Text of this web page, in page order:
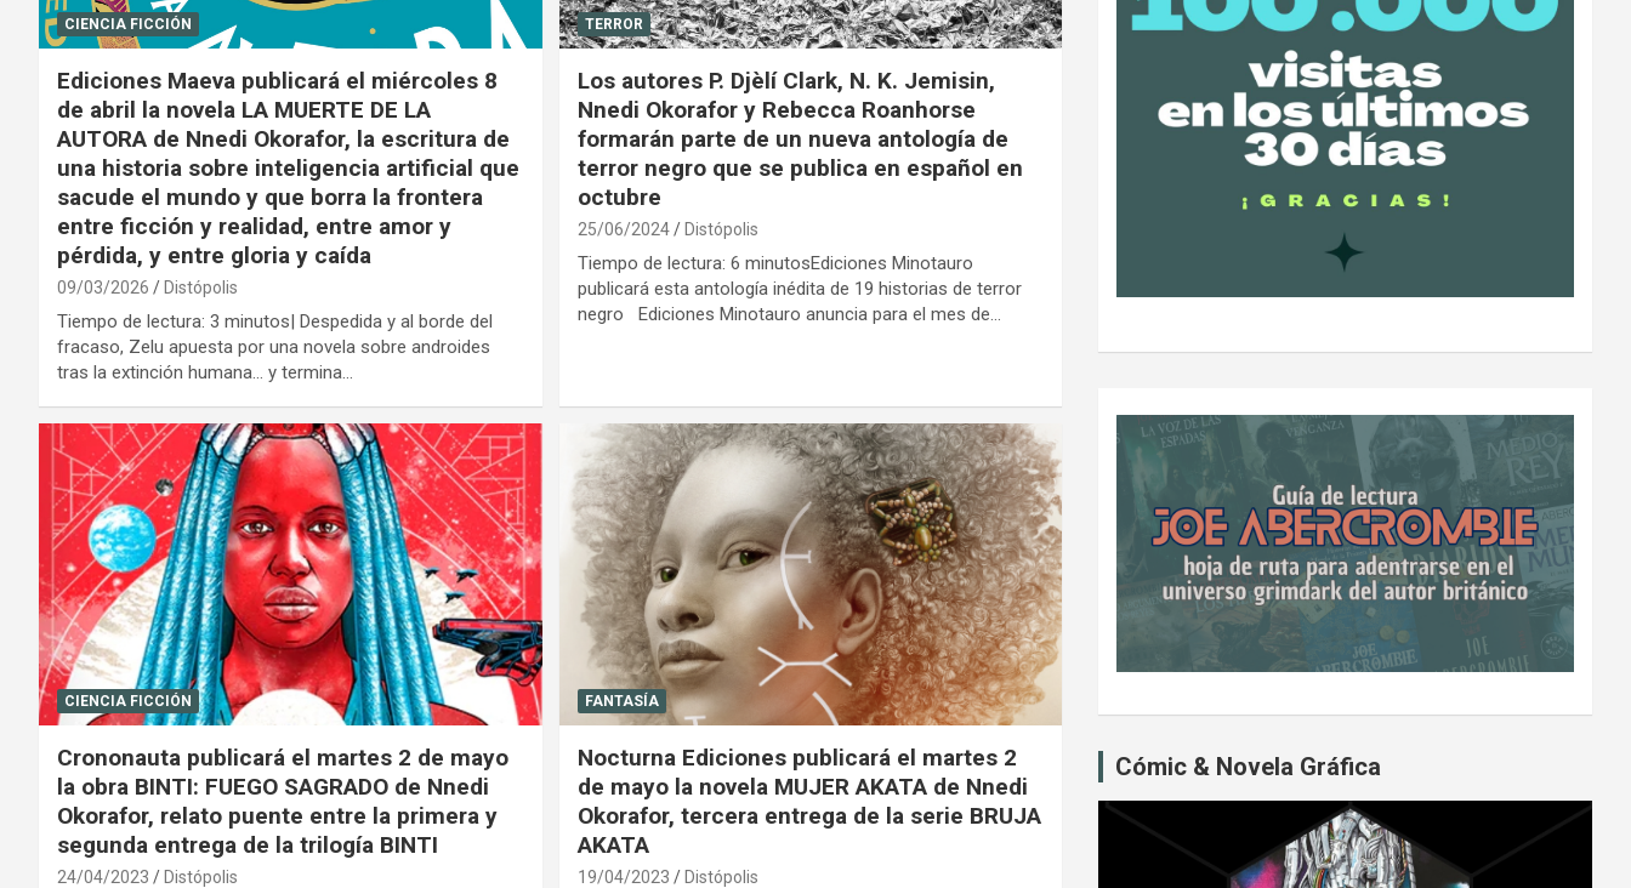
CIENCIA FICCIÓN
Ediciones Maeva publicará el miércoles 8
de abril la novela LA MUERTE DE LA
AUTORA de Nnedi Okorafor, la escritura de
una historia sobre inteligencia artificial que
sacude el mundo y que borra la frontera
entre ficción y realidad, entre amor y
pérdida, y entre gloria y caída
09/03/2026 Distópolis
Tiempo de lectura: 3 minutos| Despedida y al borde del
fracaso, Zelu apuesta por una novela sobre androides
tras la extinción humana… y termina…
TERROR
Los autores P. Djèlí Clark, N. K. Jemisin,
Nnedi Okorafor y Rebecca Roanhorse
formarán parte de un nueva antología de
terror negro que se publica en español en
octubre
25/06/2024 Distópolis
Tiempo de lectura: 6 minutosEdiciones Minotauro
publicará esta antología inédita de 19 historias de terror
negro Ediciones Minotauro anuncia para el mes de…
CIENCIA FICCIÓN
Crononauta publicará el martes 2 de mayo
la obra BINTI: FUEGO SAGRADO de Nnedi
Okorafor, relato puente entre la primera y
segunda entrega de la trilogía BINTI
24/04/2023 Distópolis
FANTASÍA
Nocturna Ediciones publicará el martes 2
de mayo la novela MUJER AKATA de Nnedi
Okorafor, tercera entrega de la serie BRUJA
AKATA
19/04/2023 Distópolis
Cómic & Novela Gráfica